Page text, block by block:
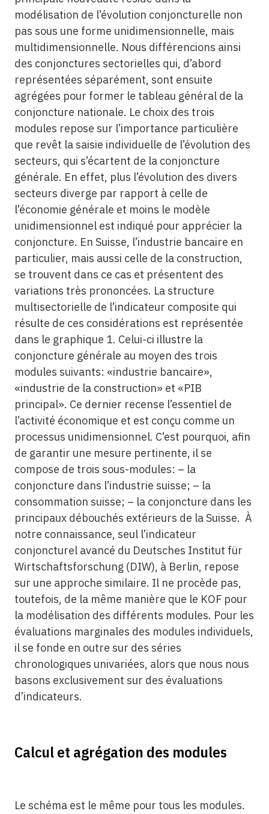
modélisation de l’évolution conjoncturelle non
pas sous une forme unidimensionnelle, mais
multidimensionnelle. Nous différencions ainsi
des conjonctures sectorielles qui, d’abord
représentées séparément, sont ensuite
agrégées pour former le tableau général de la
conjoncture nationale. Le choix des trois
modules repose sur l’importance particulière
que revêt la saisie individuelle de l’évolution des
secteurs, qui s’écartent de la conjoncture
générale. En effet, plus l’évolution des divers
secteurs diverge par rapport à celle de
l’économie générale et moins le modèle
unidimensionnel est indiqué pour apprécier la
conjoncture. En Suisse, l’industrie bancaire en
particulier, mais aussi celle de la construction,
se trouvent dans ce cas et présentent des
variations très prononcées. La structure
multisectorielle de l’indicateur composite qui
résulte de ces considérations est représentée
dans le graphique 1. Celui-ci illustre la
conjoncture générale au moyen des trois
modules suivants: «industrie bancaire»,
«industrie de la construction» et «PIB
principal». Ce dernier recense l’essentiel de
l’activité économique et est conçu comme un
processus unidimensionnel. C’est pourquoi, afin
de garantir une mesure pertinente, il se
compose de trois sous-modules: – la
conjoncture dans l’industrie suisse; – la
consommation suisse; – la conjoncture dans les
principaux débouchés extérieurs de la Suisse. À
notre connaissance, seul l’indicateur
conjoncturel avancé du Deutsches Institut für
Wirtschaftsforschung (DIW), à Berlin, repose
sur une approche similaire. Il ne procède pas,
toutefois, de la même manière que le KOF pour
la modélisation des différents modules. Pour les
évaluations marginales des modules individuels,
il se fonde en outre sur des séries
chronologiques univariées, alors que nous nous
basons exclusivement sur des évaluations
d’indicateurs.
Calcul et agrégation des modules
Le schéma est le même pour tous les modules.